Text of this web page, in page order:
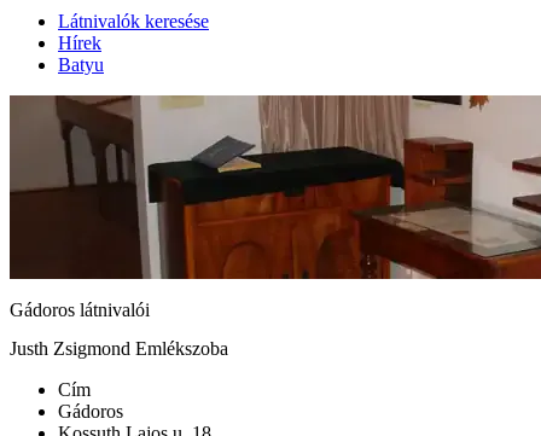
Látnivalók keresése
Hírek
Batyu
Gádoros látnivalói
Justh Zsigmond Emlékszoba
Cím
Gádoros